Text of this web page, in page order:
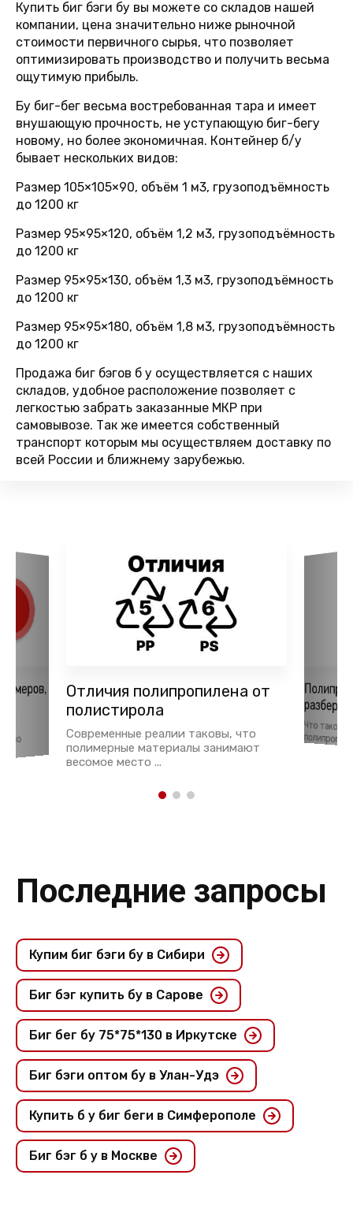
Купить биг бэги бу вы можете со складов нашей
компании, цена значительно ниже рыночной
стоимости первичного сырья, что позволяет
оптимизировать производство и получить весьма
ощутимую прибыль.
Бу биг-бег весьма востребованная тара и имеет
внушающую прочность, не уступающую биг-бегу
новому, но более экономичная. Контейнер б/у
бывает нескольких видов:
Размер 105×105×90, объём 1 м3, грузоподъёмность
до 1200 кг
Размер 95×95×120, объём 1,2 м3, грузоподъёмность
до 1200 кг
Размер 95×95×130, объём 1,3 м3, грузоподъёмность
до 1200 кг
Размер 95×95×180, объём 1,8 м3, грузоподъёмность
до 1200 кг
Продажа биг бэгов б у осуществляется с наших
складов, удобное расположение позволяет с
легкостью забрать заказанные МКР при
самовывозе. Так же имеется собственный
транспорт которым мы осуществляем доставку по
всей России и ближнему зарубежью.
Отличия полипропилена от
полистирола
Современные реалии таковы, что
полимерные материалы занимают
весомое место ...
Что такое
Последние запросы
Купим биг бэги бу в Сибири
Биг бэг купить бу в Сарове
Биг бег бу 75*75*130 в Иркутске
Биг бэги оптом бу в Улан-Удэ
Купить б у биг беги в Симферополе
Биг бэг б у в Москве